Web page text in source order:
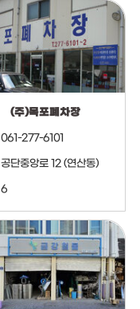
(주)목포폐차장
061-277-6101
공단중앙로 12 (연산동)
6